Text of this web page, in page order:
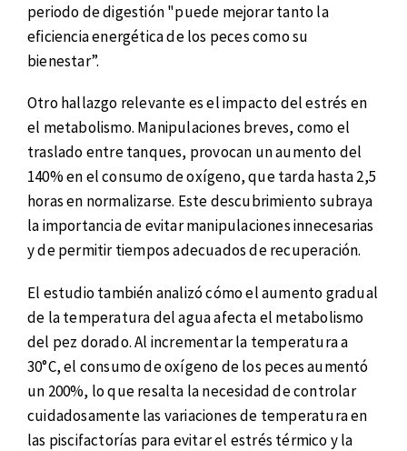
periodo de digestión "puede mejorar tanto la
eficiencia energética de los peces como su
bienestar”.
Otro hallazgo relevante es el impacto del estrés en
el metabolismo. Manipulaciones breves, como el
traslado entre tanques, provocan un aumento del
140% en el consumo de oxígeno, que tarda hasta 2,5
horas en normalizarse. Este descubrimiento subraya
la importancia de evitar manipulaciones innecesarias
y de permitir tiempos adecuados de recuperación.
El estudio también analizó cómo el aumento gradual
de la temperatura del agua afecta el metabolismo
del pez dorado. Al incrementar la temperatura a
30°C, el consumo de oxígeno de los peces aumentó
un 200%, lo que resalta la necesidad de controlar
cuidadosamente las variaciones de temperatura en
las piscifactorías para evitar el estrés térmico y la